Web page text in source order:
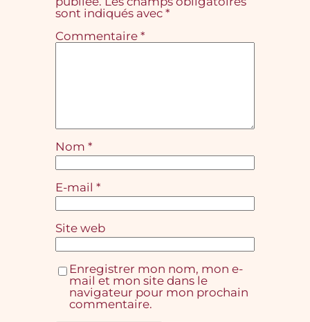
sont indiqués avec *
Commentaire *
Nom *
E-mail *
Site web
Enregistrer mon nom, mon e-
mail et mon site dans le
navigateur pour mon prochain
commentaire.